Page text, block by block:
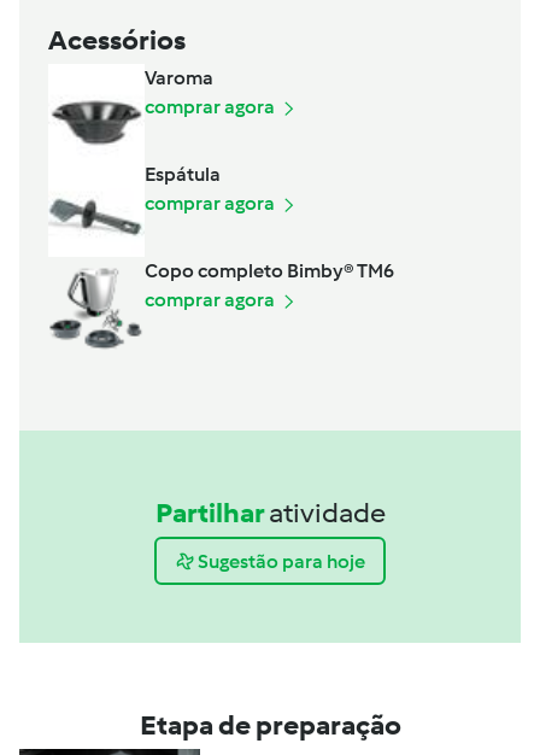
Acessórios
Varoma
comprar agora
Espátula
comprar agora
Copo completo Bimby® TM6
comprar agora
Partilharatividade
Sugestão para hoje
Etapa de preparação